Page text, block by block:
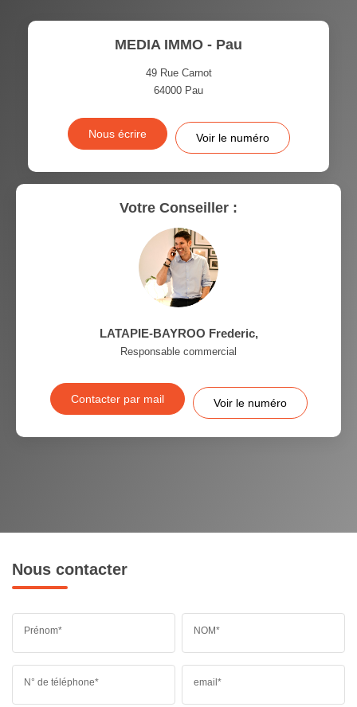
PART DES MÉNAGES SANS
VOITURE
RÉSULTATS DES LYCÉES ECOLES ET CRÈCHES
MEDIA IMMO - Pau
49 Rue Carnot
64000 Pau
Nous écrire Voir le numéro
Votre Conseiller :
LATAPIE-BAYROO Frederic,
Responsable commercial
Contacter par mail Voir le numéro
Nous contacter
Prénom* NOM*
N° de téléphone* email*